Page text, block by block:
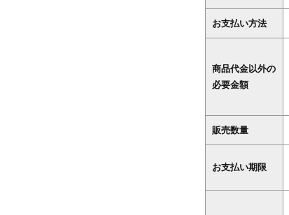
お支払い方法
商品代金以外の
必要金額
販売数量
お支払い期限